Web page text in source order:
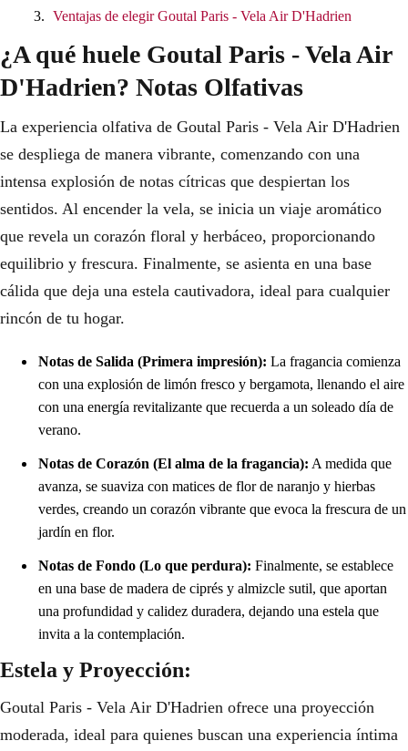
Ventajas de elegir Goutal Paris - Vela Air D'Hadrien
¿A qué huele Goutal Paris - Vela Air
D'Hadrien? Notas Olfativas
La experiencia olfativa de Goutal Paris - Vela Air D'Hadrien
se despliega de manera vibrante, comenzando con una
intensa explosión de notas cítricas que despiertan los
sentidos. Al encender la vela, se inicia un viaje aromático
que revela un corazón floral y herbáceo, proporcionando
equilibrio y frescura. Finalmente, se asienta en una base
cálida que deja una estela cautivadora, ideal para cualquier
rincón de tu hogar.
Notas de Salida (Primera impresión): La fragancia comienza
con una explosión de limón fresco y bergamota, llenando el aire
con una energía revitalizante que recuerda a un soleado día de
verano.
Notas de Corazón (El alma de la fragancia): A medida que
avanza, se suaviza con matices de flor de naranjo y hierbas
verdes, creando un corazón vibrante que evoca la frescura de un
jardín en flor.
Notas de Fondo (Lo que perdura): Finalmente, se establece
en una base de madera de ciprés y almizcle sutil, que aportan
una profundidad y calidez duradera, dejando una estela que
invita a la contemplación.
Estela y Proyección:
Goutal Paris - Vela Air D'Hadrien ofrece una proyección
moderada, ideal para quienes buscan una experiencia íntima